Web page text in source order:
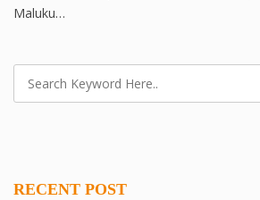
Maluku…
RECENT POST